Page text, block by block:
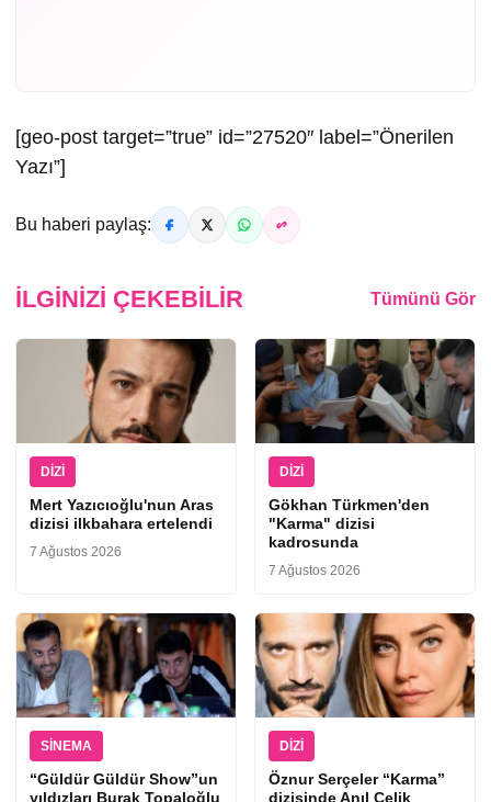
[geo-post target=”true” id=”27520″ label=”Önerilen
Yazı”]
Bu haberi paylaş:
İLGINIZI ÇEKEBILIR Tümünü Gör
DIZI
Mert Yazıcıoğlu'nun Aras
dizisi ilkbahara ertelendi
7 Ağustos 2026
DIZI
Gökhan Türkmen'den
"Karma" dizisi
kadrosunda
7 Ağustos 2026
SINEMA
“Güldür Güldür Show”un
yıldızları Burak Topaloğlu
DIZI
Öznur Serçeler “Karma”
dizisinde Anıl Çelik